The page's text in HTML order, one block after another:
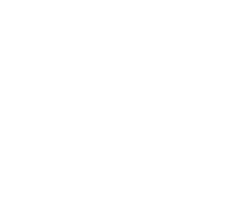
werden.
von Scuderi;8
Erzählung Das Fräulein
und